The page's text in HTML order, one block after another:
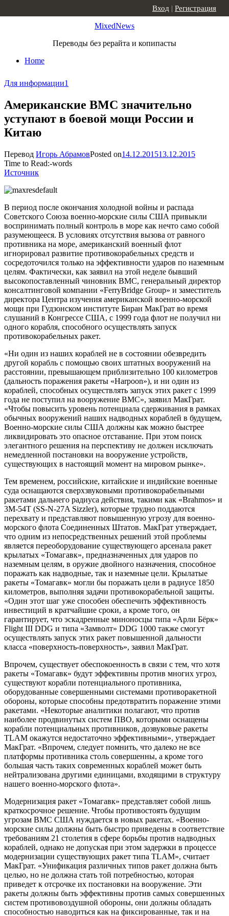
MixedNews
Переводы без рерайта и копипасты
Home
Вход | Регистрация
Для информации1
Американские ВМС значительно
уступают в боевой мощи России и
Китаю
Перевод Игорь АбрамовPosted on14.12.201513.12.2015
Time to Read:-words
Источник
В период после окончания холодной войны и распада
Советского Союза военно-морские силы США привыкли
воспринимать полный контроль в море как нечто само собой
разумеющееся. В условиях отсутствия вызова от равного
противника на море, американский военный флот
игнорировал развитие противокорабельных средств и
сосредоточился только на эффективности ударов по наземным
целям. Фактически, как заявил на этой неделе бывший
высокопоставленный чиновник ВМС, генеральный директор
консалтинговой компании «FerryBridge Group» и заместитель
директора Центра изучения американской военно-морской
мощи при Гудзонском институте Биран МакГрат во время
слушаний в Конгрессе США, с 1999 года флот не получил ни
одного корабля, способного осуществлять запуск
противокорабельных ракет.
«Ни один из наших кораблей не в состоянии обезвредить
другой корабль с помощью своих штатных вооружений на
расстоянии, превышающем приблизительно 100 километров
(дальность поражения ракеты «Harpoon»), и ни один из
кораблей, способных осуществлять запуск этих ракет с 1999
года не поступил на вооружение ВМС», заявил МакГрат.
«Чтобы повысить уровень потенциала сдерживания в рамках
обычных вооружений наших надводных кораблей в будущем,
Военно-морские силы США должны как можно быстрее
ликвидировать это опасное отставание. При этом поиск
элегантного решения на перспективу не должен исключать
немедленной постановки на вооружение устройств,
существующих в настоящий момент на мировом рынке».
Тем временем, российские, китайские и индийские военные
суда оснащаются сверхзвуковыми противокорабельными
ракетами дальнего радиуса действия, такими как «Brahmos» и
3M-54T (SS-N-27A Sizzler), которые трудно поддаются
перехвату и представляют повышенную угрозу для военно-
морского флота Соединенных Штатов. МакГрат утверждает,
что одним из непосредственных решений этой проблемы
является переоборудование существующего арсенала ракет
крылатых «Томагавк», предназначенных для ударов по
наземным целям, в оружие двойного назначения, способное
поражать как надводные, так и наземные цели. Крылатые
ракеты «Томагавк» могли бы поражать цели в радиусе 1850
километров, выполняя задачи противокорабельной защиты.
«Один этот шаг уже способен обеспечить эффективность
инвестиций в кратчайшие сроки, а кроме того, он
гарантирует, что эскадренные миноносцы типа «Арли Бёрк»
Flight III DDG и типа «Замволт» DDG 1000 также смогут
осуществлять запуск этих ракет повышенной дальности
класса «поверхность-поверхность», заявил МакГрат.
Впрочем, существует обеспокоенность в связи с тем, что хотя
ракеты «Томагавк» будут эффективны против многих угроз,
существуют корабли потенциального противника,
оборудованные совершенными системами противоракетной
обороны, которые способны предотвратить поражение этими
ракетами. «Некоторые аналитики полагают, что против
наиболее продвинутых систем ПВО, которыми оснащены
корабли потенциальных противников, дозвуковые ракеты
TLAM окажутся недостаточно эффективными», утверждает
МакГрат. «Впрочем, следует помнить, что далеко не все
платформы противника столь совершенны, а кроме того
большая часть таких современных кораблей может быть
нейтрализована другими единицами, входящими в структуру
нашего военно-морского флота».
Модернизация ракет «Томагавк» представляет собой лишь
краткосрочное решение. Чтобы противостоять будущим
угрозам ВМС США нуждается в новых ракетах. «Военно-
морские силы должны быть быстро приведены в соответствие
требованиям 21 столетия в сфере борьбы против надводных
кораблей, однако не допуская при этом задержки в процессе
модернизации существующих ракет типа TLAM», считает
МакГрат. «Унификация различных типов ракет должна быть
целью, но не должна стать той потребностью, которая
приведет к отсрочке их постановки на вооружение. Эти
ракеты должны быть эффективны против самых совершенных
систем противовоздушной обороны, они должны обладать
способностью наводиться как на фиксированные, так и на